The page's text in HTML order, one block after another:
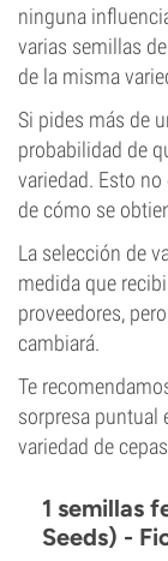
ninguna
varias semillas
de la misma
Si pides más de
probabilidad de
variedad. Esto
de cómo se
La selección de
medida que
proveedores,
cambiará.
Te
sorpresa puntual
variedad de
1 semillas
Seeds) -